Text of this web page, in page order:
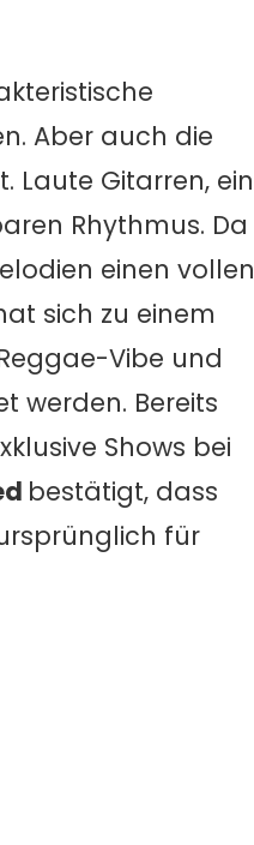
Aber auch die
Laute Gitarren, ein
Rhythmus. Da
einen vollen
sich zu einem
Vibe und
werden. Bereits
Shows bei
bestätigt, dass
für